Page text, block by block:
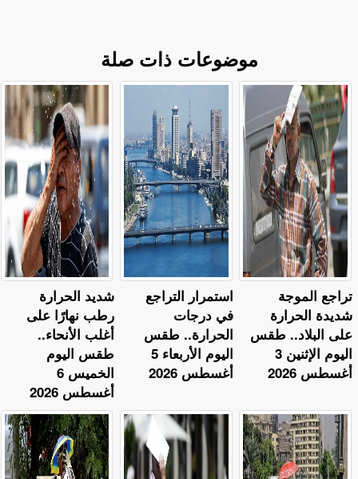
موضوعات ذات صلة
​شديد الحرارة
رطب نهارًا على
أغلب الأنحاء..
طقس اليوم
الخميس 6
أغسطس 2026
استمرار التراجع
في درجات
الحرارة.. طقس
اليوم الأربعاء 5
أغسطس 2026
تراجع الموجة
شديدة الحرارة
على البلاد.. طقس
اليوم الإثنين 3
أغسطس 2026